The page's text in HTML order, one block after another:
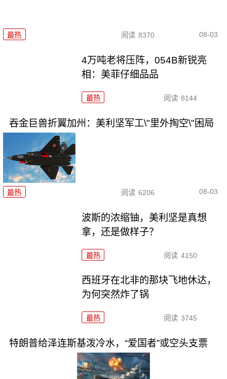
最热 阅读 8370 08-03
4万吨老将压阵，054B新锐亮
相：美菲仔细品品
最热 阅读 8144
吞金巨兽折翼加州：美利坚军工\"里外掏空\"困局
最热 阅读 6206 08-03
波斯的浓缩铀，美利坚是真想
拿，还是做样子？
最热 阅读 4150
西班牙在北非的那块飞地休达，
为何突然炸了锅
最热 阅读 3745
特朗普给泽连斯基泼冷水，“爱国者”或空头支票